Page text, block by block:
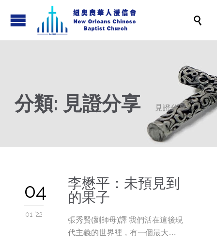

分類: 見證分享 見證分享
04
01 '22
李懋平：未預見到
的果子
張秀賢(劉師母)譯 我們活在這後現
代主義的世界裡，有一個最大…